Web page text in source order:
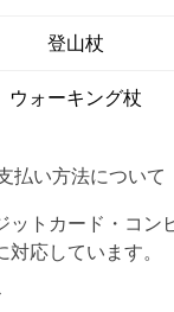
登山杖
ウォーキング杖
払い方法について
ットカード・コン
応しています。